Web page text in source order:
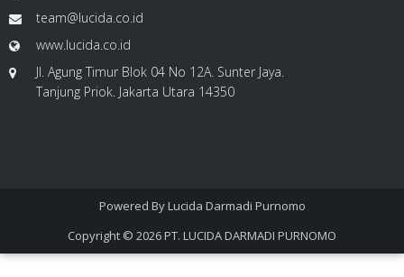
team@lucida.co.id
www.lucida.co.id
Jl. Agung Timur Blok 04 No 12A. Sunter Jaya.
Tanjung Priok. Jakarta Utara 14350
Powered ByLucida Darmadi Purnomo
Copyright © 2026PT. LUCIDA DARMADI PURNOMO